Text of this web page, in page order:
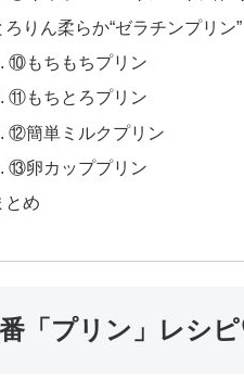
ろりん柔らか“ゼラチンプリン”
⑩もちもちプリン
⑪もちとろプリン
⑫簡単ミルクプリン
⑬卵カッププリン
とめ
「プリン」レシ